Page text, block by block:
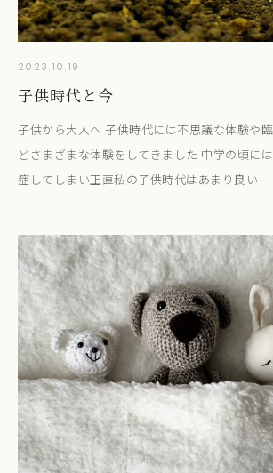
2023.10.19
子供時代と今
子供から大人へ 子供時代には不思議な体験や
どさまざまな体験をしてきました 中学の頃に
症してしまい正直私の子供時代はあまり良い…